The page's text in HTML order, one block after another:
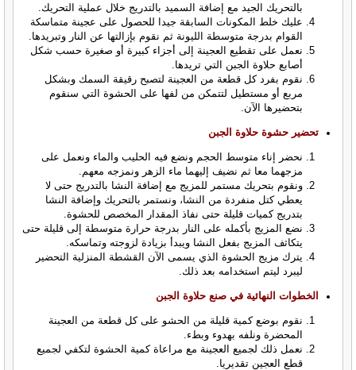
بالتحريك الجيد مع إضافة السميد بالتدريج خلال عملية التحريك.
عليك خلط المكونات السابقة جيدا للحصول على عجينة متماسكة
القوام بدرجة متوسطة الليونة ثم نقوم بإزالتها عن النار وتبريدها.
نعمل على تقطيع العجينة إلى أجزاء كبيرة أو صغيرة حسب شكل
أصابع حلاوة الجبن التي تريدها.
نقوم بفرد كل قطعة من العجينة لتصبح رقيقة السمك وبشكل
مربع أو مستطيل لتتمكن من لفها على الحشوة التي سنقوم
بتحضيرها الآن.
تحضير حشوة حلاوة الجبن
نحضر إناء متوسط الحجم ونضع فيه الحليب والماء ونعمل على
مزجهما معا ثم نضيف إليهما ماء الزهر ونمزجه معهم.
ونقوم بتحريك مستمر للمزيج مع إضافة النشا بالتدريج حتى لا
يعطي كتل منفردة من النشا، ونستمر بالتحريك وإضافة النشا
بتدريج كميات قليلة حتى نفاذ المقدار المخصص للحشوة.
نضع المزيج بأكمله على النار بدرجة حرارة متوسطة إلى قليلة حتى
يتكاثف المزيج بفعل النشا ويبدأ بزيادة لزوجته وتماسكه.
يترك مزيج الحشوة الذي يسمى الآن القشطة المنزلية التحضير
ليبرد ليتم استخدامه بعد ذلك.
الخطوات النهائية في صنع حلاوة الجبن
نقوم بوضع كمية قليلة من الحشو على كل قطعة من العجينة
المحضرة ونلفه بهدوء وبطء.
نعمل ذلك لجميع العجينة مع مراعاة كمية الحشوة لتكفي لجميع
قطع العجين تقديريا.